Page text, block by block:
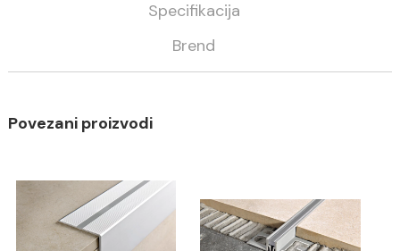
Materijali za pločice Progress
Opis
Povezani proizvodi